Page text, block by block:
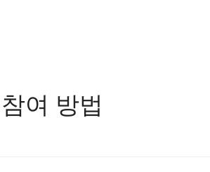
여 방법